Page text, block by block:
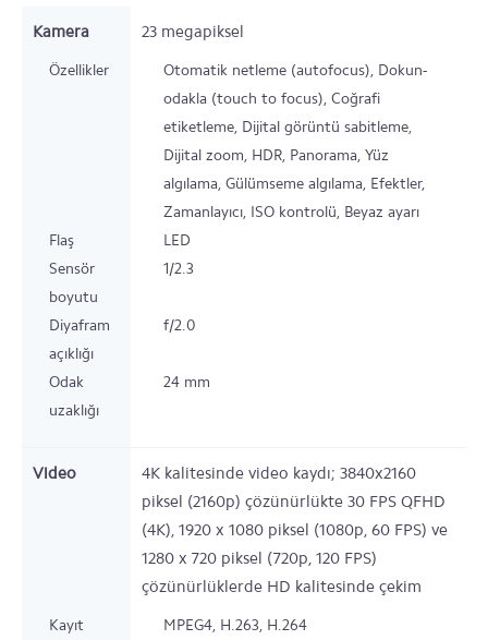
Kamera 23 megapiksel
Özellikler
Otomatik netleme (autofocus), Dokun-
odakla (touch to focus), Coğrafi
etiketleme, Dijital görüntü sabitleme,
Dijital zoom, HDR, Panorama, Yüz
algılama, Gülümseme algılama, Efektler,
Zamanlayıcı, ISO kontrolü, Beyaz ayarı
Flaş
LED
Sensör
boyutu
1/2.3
Diyafram
açıklığı
f/2.0
Odak
uzaklığı
24 mm
Video
4K kalitesinde video kaydı; 3840x2160
piksel (2160p) çözünürlükte 30 FPS QFHD
(4K), 1920 x 1080 piksel (1080p, 60 FPS) ve
1280 x 720 piksel (720p, 120 FPS)
çözünürlüklerde HD kalitesinde çekim
Kayıt
MPEG4, H.263, H.264